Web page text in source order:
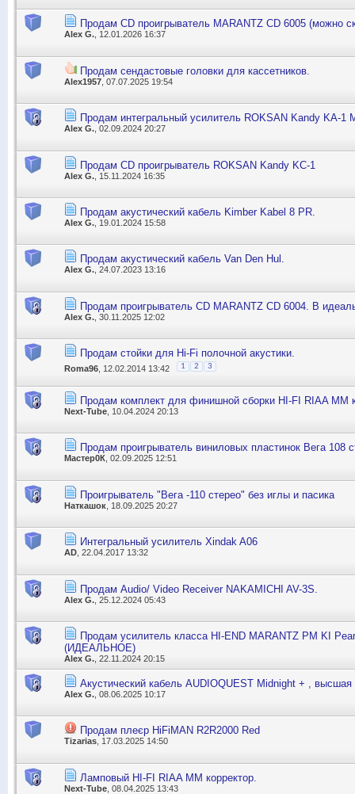
Продам CD проигрыватель MARANTZ CD 6005 (можно
Alex G. , 12.01.2026 16:37
Продам сендастовые головки для кассетников.
Alex1957 , 07.07.2025 19:54
Продам интегральный усилитель ROKSAN Kandy KA-1
Alex G. , 02.09.2024 20:27
Продам CD проигрыватель ROKSAN Kandy KC-1
Alex G. , 15.11.2024 16:35
Продам акустический кабель Kimber Kabel 8 PR.
Alex G. , 19.01.2024 15:58
Продам акустический кабель Van Den Hul.
Alex G., 24.07.2023 13:16
Продам проигрыватель CD MARANTZ CD 6004. В
Alex G. , 30.11.2025 12:02
Продам стойки для Hi-Fi полочной акустики.
Roma96 , 12.02.2014 13:42 1 2 3
Продам комплект для финишной сборки HI-FI RIAA ММ
Next-Tube , 10.04.2024 20:13
Продам проигрыватель виниловых пластинок Вега 108
Мастер0К , 02.09.2025 12:51
Проигрыватель "Вега -110 стерео" без иглы и пасика
Наткашок , 18.09.2025 20:27
Интегральный усилитель Xindak A06
AD , 22.04.2017 13:32
Продам Audio/ Video Receiver NAKAMICHI AV-3S.
Alex G. , 25.12.2024 05:43
Продам усилитель класса HI-END MARANTZ PM KI
(ИДЕАЛЬНОЕ)
Alex G. , 22.11.2024 20:15
Акустический кабель AUDIOQUEST Midnight + ,
Alex G. , 08.06.2025 10:17
Продам плеєр HiFiMAN R2R2000 Red
Tizarias , 17.03.2025 14:50
Ламповый HI-FI RIAA MM корректор.
Next-Tube , 08.04.2025 13:43